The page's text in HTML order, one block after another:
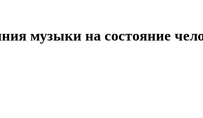
музыки на состояние